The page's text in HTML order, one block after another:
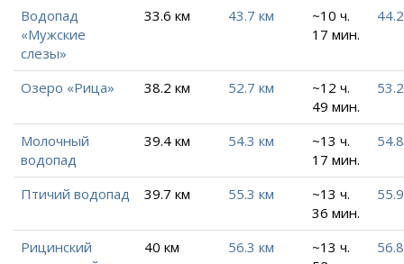
Водопад
«Мужские
слезы»
33.6 км 43.7 км
~10 ч.
17 мин.
Озеро «Рица» 38.2 км 52.7 км
~12 ч.
49 мин.
Молочный
водопад
39.4 км 54.3 км
~13 ч.
17 мин.
Птичий водопад 39.7 км 55.3 км
~13 ч.
36 мин.
Рицинский
40 км 56.3 км
~13 ч.